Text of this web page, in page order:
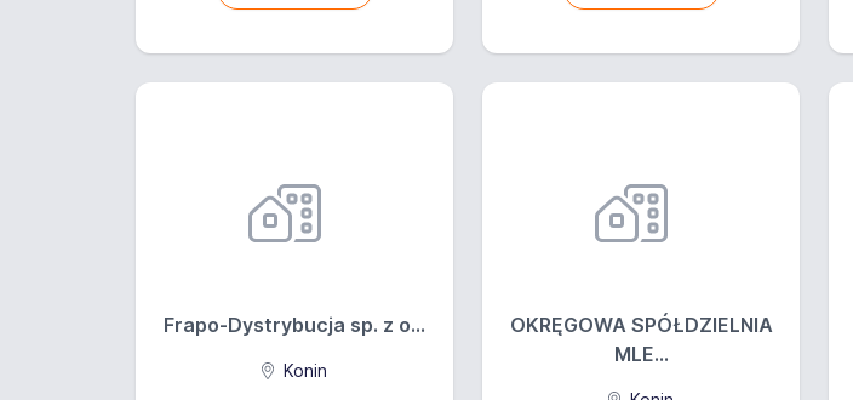
Frapo-Dystrybucja sp. z o...
Konin
OKRĘGOWA SPÓŁDZIELNIA
MLE...